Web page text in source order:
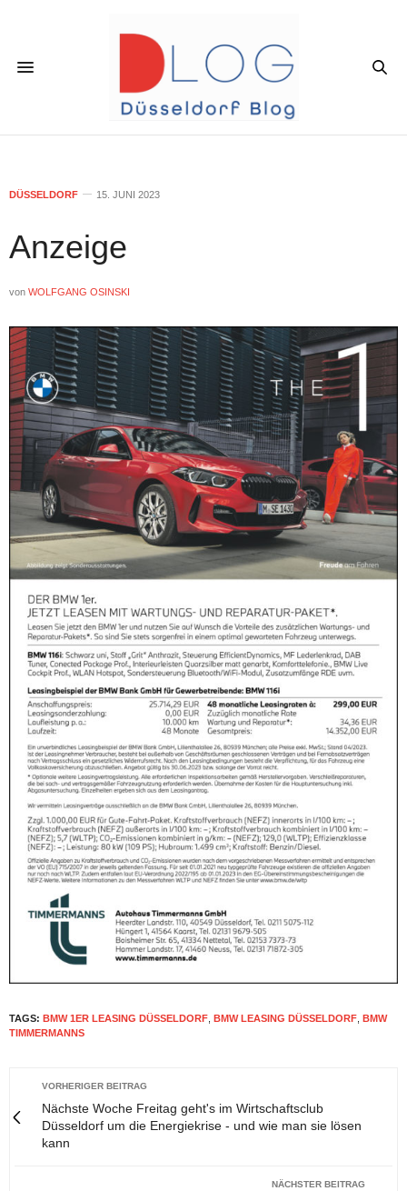
DÜSSELDORF 15. JUNI 2023
Anzeige
von WOLFGANG OSINSKI
TAGS: BMW 1ER LEASING DÜSSELDORF BMW LEASING DÜSSELDORF BMW
TIMMERMANNS
VORHERIGER BEITRAG
Nächste Woche Freitag geht's im Wirtschaftsclub
Düsseldorf um die Energiekrise - und wie man sie lösen
kann
NÄCHSTER BEITRAG